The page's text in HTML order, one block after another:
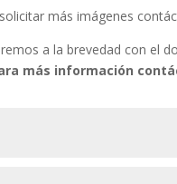
más imágenes
a la brevedad con el
más información